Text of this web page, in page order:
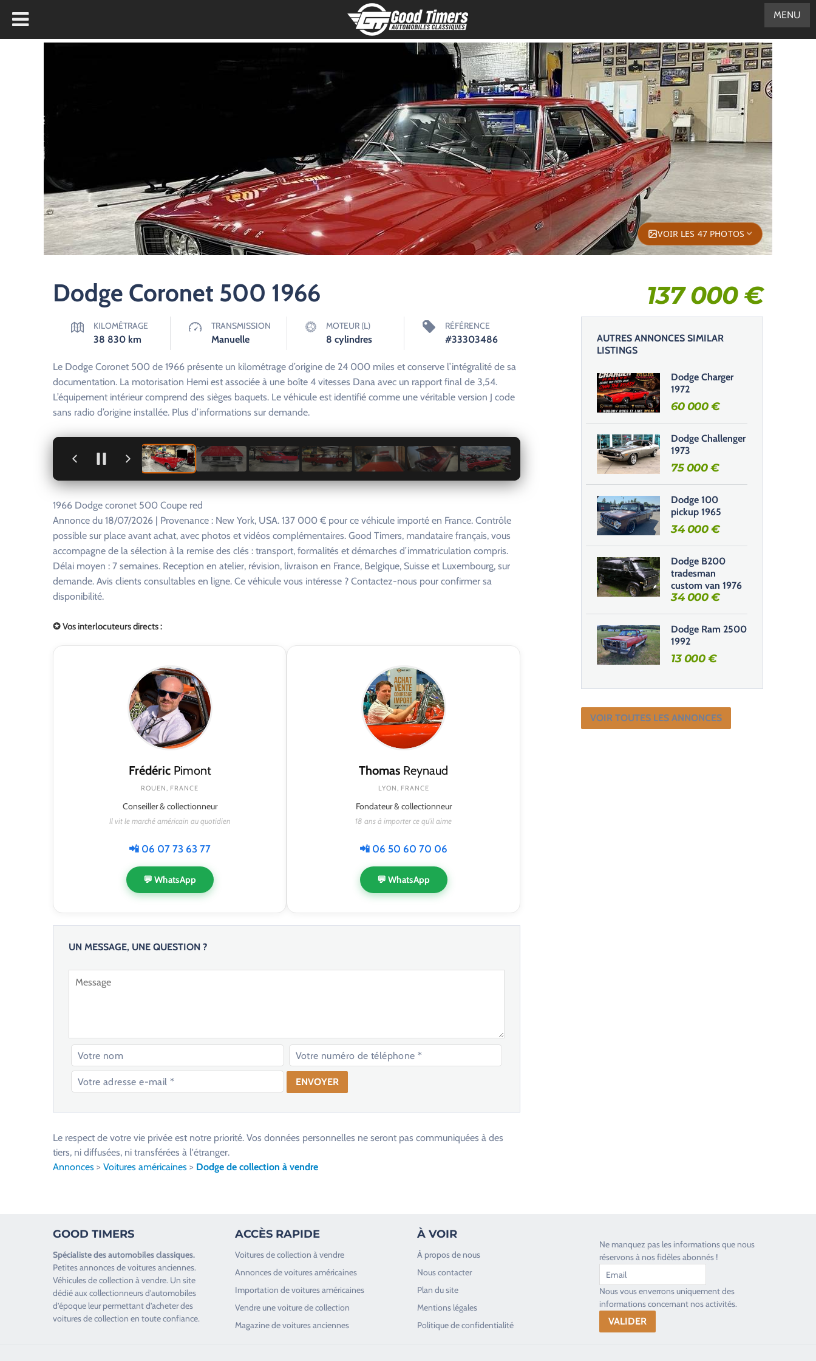
VOIR LES 47 PHOTOS
Dodge Coronet 500 1966 137 000€
KILOMÉTRAGE
38 830 km
TRANSMISSION
Manuelle
MOTEUR (L)
8 cylindres
RÉFÉRENCE
#33303486
Le Dodge Coronet 500 de 1966 présente un kilométrage d’origine de 24 000 miles et conserve l’intégralité de sa
documentation. La motorisation Hemi est associée à une boîte 4 vitesses Dana avec un rapport final de 3,54.
L’équipement intérieur comprend des sièges baquets. Le véhicule est identifié comme une véritable version J code
sans radio d’origine installée. Plus d’informations sur demande.
1 / 47
1966 Dodge coronet 500 Coupe red
Annonce du 18/07/2026 | Provenance : New York, USA. 137 000 € pour ce véhicule importé en France. Contrôle
possible sur place avant achat, avec photos et vidéos complémentaires. Good Timers, mandataire français, vous
accompagne de la sélection à la remise des clés : transport, formalités et démarches d’immatriculation compris.
Délai moyen : 7 semaines. Reception en atelier, révision, livraison en France, Belgique, Suisse et Luxembourg, sur
demande. Avis clients consultables en ligne. Ce véhicule vous intéresse ? Contactez-nous pour confirmer sa
disponibilité.
✪ Vos interlocuteurs directs :
FrédéricPimont
ROUEN, FRANCE
Conseiller & collectionneur
Il vit le marché américain au quotidien
📲 06 07 73 63 77
💬 WhatsApp
Thomas Reynaud
LYON, FRANCE
Fondateur & collectionneur
18 ans à importer ce qu'il aime
📲 06 50 60 70 06
💬 WhatsApp
UN MESSAGE, UNE QUESTION ?
l
a
s
e
r
c
Le respect de votre vie privée est notre priorité. Vos données personnelles ne seront pas communiquées à des
tiers, ni diffusées, ni transférées à l'étranger.
Annonces > Voitures américaines > Dodge de collection à vendre
AUTRES ANNONCES SIMILAR
LISTINGS
Dodge Charger
1972
60 000€
Dodge Challenger
1973
75 000€
Dodge 100
pickup 1965
34 000€
Dodge B200
tradesman
custom van 1976
34 000€
Dodge Ram 2500
1992
13 000€
VOIR TOUTES LES ANNONCES
GOOD TIMERS
Spécialiste desautomobiles classiques.
Petites annonces devoitures anciennes.
Véhicules de collection à vendre. Un site
dédié aux collectionneurs d’automobiles
d’époque leur permettant d’acheter des
voitures de collection en toute confiance.
ACCÈS RAPIDE
Voitures de collection à vendre
Annonces de voitures américaines
Importation de voitures américaines
Vendre une voiture de collection
Magazine de voitures anciennes
À VOIR
À propos de nous
Nous contacter
Plan du site
Mentions légales
Politique de confidentialité
Ne manquez pas les informations que nous
réservons à nos fidèles abonnés !
Nous vous enverrons uniquement des
informations concernant nos activités.
MENU